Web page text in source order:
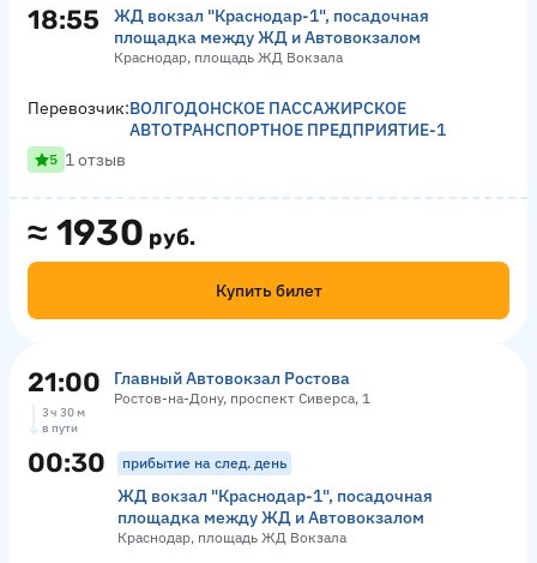
18:55
ЖД вокзал "Краснодар-1", посадочная
площадка между ЖД и Автовокзалом
Краснодар, площадь ЖД Вокзала
≈ 1930 руб.
Купить билет
Перевозчик:ВОЛГОДОНСКОЕ ПАССАЖИРСКОЕ
АВТОТРАНСПОРТНОЕ ПРЕДПРИЯТИЕ-1
5 1 отзыв
21:00 Главный Автовокзал Ростова
Ростов-на-Дону, проспект Сиверса, 1
3 ч 30 м
в пути
00:30 прибытие на след. день
ЖД вокзал "Краснодар-1", посадочная
площадка между ЖД и Автовокзалом
Краснодар, площадь ЖД Вокзала